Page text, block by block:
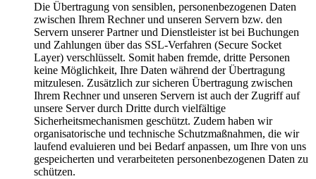
Die Übertragung von sensiblen, personenbezogenen Daten
zwischen Ihrem Rechner und unseren Servern bzw. den
Servern unserer Partner und Dienstleister ist bei Buchungen
und Zahlungen über das SSL-Verfahren (Secure Socket
Layer) verschlüsselt. Somit haben fremde, dritte Personen
keine Möglichkeit, Ihre Daten während der Übertragung
mitzulesen. Zusätzlich zur sicheren Übertragung zwischen
Ihrem Rechner und unseren Servern ist auch der Zugriff auf
unsere Server durch Dritte durch vielfältige
Sicherheitsmechanismen geschützt. Zudem haben wir
organisatorische und technische Schutzmaßnahmen, die wir
laufend evaluieren und bei Bedarf anpassen, um Ihre von uns
gespeicherten und verarbeiteten personenbezogenen Daten zu
schützen.